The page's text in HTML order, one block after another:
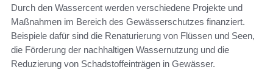
Durch den Wassercent werden verschiedene Projekte und
Maßnahmen im Bereich des Gewässerschutzes finanziert.
Beispiele dafür sind die Renaturierung von Flüssen und Seen,
die Förderung der nachhaltigen Wassernutzung und die
Reduzierung von Schadstoffeinträgen in Gewässer.